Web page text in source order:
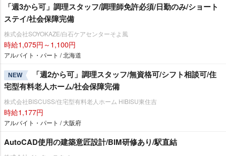
「週3から可」調理スタッフ/調理師免許必須/日勤のみ/ショート
ステイ/社会保障完備
株式会社SOYOKAZE/白石ケアセンターそよ風
時給1,075円～1,100円
アルバイト・パート / 北海道
NEW
「週2から可」調理スタッフ/無資格可/シフト相談可/住
宅型有料老人ホーム/社会保障完備
株式会社BISCUSS/住宅型有料老人ホーム HIBISU東住吉
時給1,177円
アルバイト・パート / 大阪府
AutoCAD使用の建築意匠設計/BIM研修あり/駅直結